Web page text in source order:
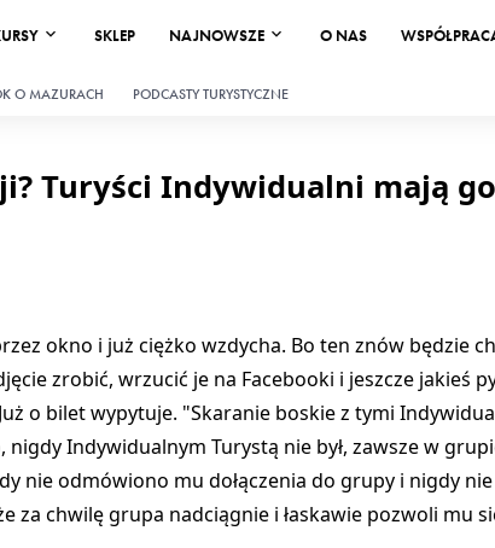
SKLEP NAJNOWSZE O NAS
O MAZURACH PODCASTY TURYSTYCZNE
Turyści Indywidualni mają
okno i już ciężko wzdycha. Bo ten znów będzie
zrobić, wrzucić je na Facebooki i jeszcze jakieś
o bilet wypytuje. "Skaranie boskie z tymi
Indywidualnym Turystą nie był, zawsze w
nie odmówiono mu dołączenia do grupy i nigdy nie
za chwilę grupa nadciągnie i łaskawie pozwoli mu